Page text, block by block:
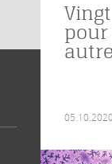
05.10.2020